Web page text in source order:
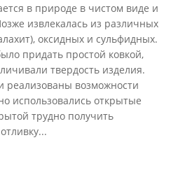
в природе в чистом виде и
извлекалась из различных
оксидных и сульфидных.
придать простой ковкой,
твердость изделия.
реализованы возможности
использовались открытые
трудно получить